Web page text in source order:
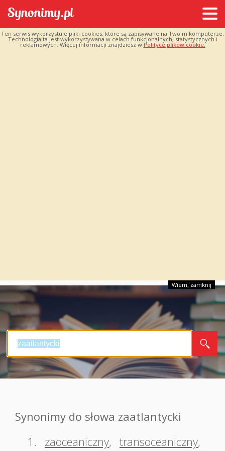
Ten serwis wykorzystuje pliki cookies, które są zapisywane na Twoim komputerze.
Technologia ta jest wykorzystywana w celach funkcjonalnych, statystycznych i
reklamowych. Więcej informacji znajdziesz w Polityce plików cookie.
Wiem, zamknij
Synonimy do słowa zaatlantycki
1.
zaoceaniczny, transoceaniczny,